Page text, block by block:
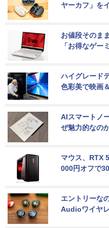
ヤーカフ」を
お値段そのま
「お得なゲー
ハイグレード
色彩美で映画
AIスマートノ
ぜ魅力的なの
マウス、RTX
000円オフで
エントリーな
Audioワイヤ